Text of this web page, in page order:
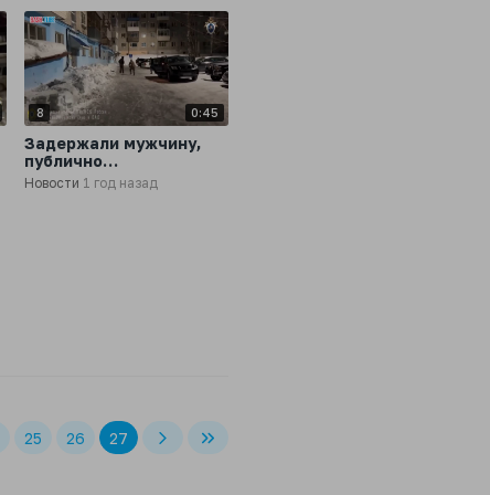
8 0:45
Задержали мужчину,
публично
призывающего к
терроризму, в
Новости 1 год назад
25 26 27